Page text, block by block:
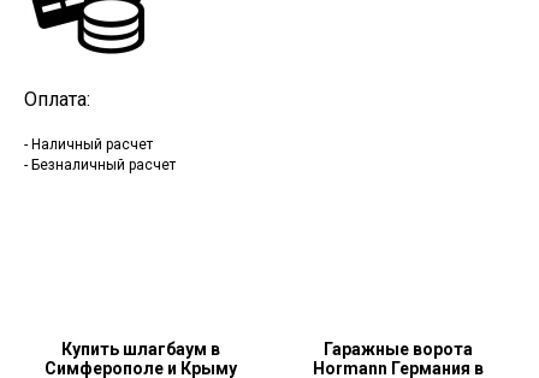
Оплата:
- Наличный расчет
- Безналичный расчет
Купить шлагбаум в
Симферополе и Крыму
Гаражные ворота
Hormann Германия в